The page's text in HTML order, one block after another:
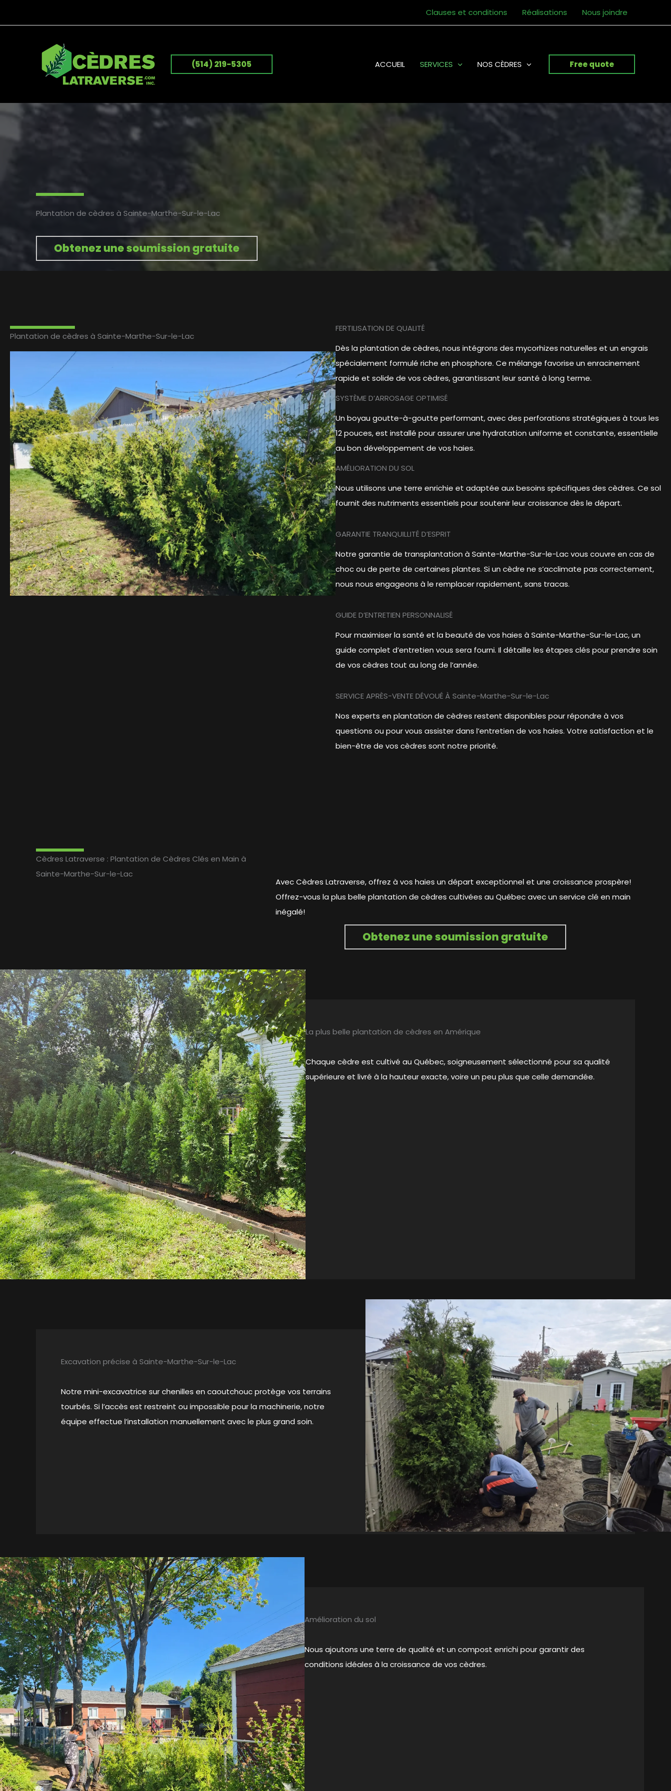
Clauses et conditions Réalisations Nous joindre
(514) 219-5305 ACCUEIL SERVICES NOS CÈDRES Free quote
Plantation de cèdres à Sainte-Marthe-Sur-le-Lac
Obtenez une soumission gratuite
Plantation de cèdres à Sainte-Marthe-Sur-le-Lac
FERTILISATION DE QUALITÉ
Dès la plantation de cèdres, nous intégrons des mycorhizes naturelles et un engrais
spécialement formulé riche en phosphore. Ce mélange favorise un enracinement
rapide et solide de vos cèdres, garantissant leur santé à long terme.
SYSTÈME D’ARROSAGE OPTIMISÉ
Un boyau goutte-à-goutte performant, avec des perforations stratégiques à tous les
12 pouces, est installé pour assurer une hydratation uniforme et constante, essentielle
au bon développement de vos haies.
AMÉLIORATION DU SOL
Nous utilisons une terre enrichie et adaptée aux besoins spécifiques des cèdres. Ce sol
fournit des nutriments essentiels pour soutenir leur croissance dès le départ.
GARANTIE TRANQUILLITÉ D’ESPRIT
Notre garantie de transplantation à Sainte-Marthe-Sur-le-Lac vous couvre en cas de
choc ou de perte de certaines plantes. Si un cèdre ne s’acclimate pas correctement,
nous nous engageons à le remplacer rapidement, sans tracas.
GUIDE D’ENTRETIEN PERSONNALISÉ
Pour maximiser la santé et la beauté de vos haies à Sainte-Marthe-Sur-le-Lac, un
guide complet d’entretien vous sera fourni. Il détaille les étapes clés pour prendre soin
de vos cèdres tout au long de l’année.
SERVICE APRÈS-VENTE DÉVOUÉ À Sainte-Marthe-Sur-le-Lac
Nos experts en plantation de cèdres restent disponibles pour répondre à vos
questions ou pour vous assister dans l’entretien de vos haies. Votre satisfaction et le
bien-être de vos cèdres sont notre priorité.
Cèdres Latraverse : Plantation de Cèdres Clés en Main à
Sainte-Marthe-Sur-le-Lac
Avec Cèdres Latraverse, offrez à vos haies un départ exceptionnel et une croissance prospère!
Offrez-vous la plus belle plantation de cèdres cultivées au Québec avec un service clé en main
inégalé!
Obtenez une soumission gratuite
La plus belle plantation de cèdres en Amérique
Chaque cèdre est cultivé au Québec, soigneusement sélectionné pour sa qualité
supérieure et livré à la hauteur exacte, voire un peu plus que celle demandée.
Excavation précise à Sainte-Marthe-Sur-le-Lac
Notre mini-excavatrice sur chenilles en caoutchouc protège vos terrains
tourbés. Si l’accès est restreint ou impossible pour la machinerie, notre
équipe effectue l’installation manuellement avec le plus grand soin.
Amélioration du sol
Nous ajoutons une terre de qualité et un compost enrichi pour garantir des
conditions idéales à la croissance de vos cèdres.